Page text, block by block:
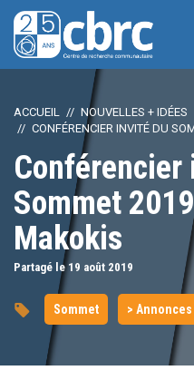
ACCUEIL
NOUVELLES + IDÉES
CONFÉRENCIER INVITÉ DU
Conférencier
Sommet
Makokis
Partagé le 19 août 2019
Sommet > Annonces